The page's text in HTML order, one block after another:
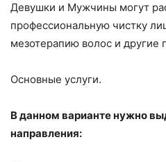
Девушки и Мужчины могут
профессиональную чистку
мезотерапию волос и другие
Основные услуги.
В данном варианте нужно
направления: